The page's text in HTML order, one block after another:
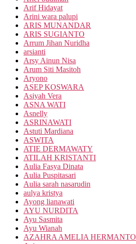
Arif Hidayat
Arini wara palupi
ARIS MUNANDAR
ARIS SUGIANTO
Arrum Jihan Nuridha
arsianti
Arsy Ainun Nisa
Arum Siti Masitoh
Aryono
ASEP KOSWARA
Asiyah Vera
ASNA WATI
Asnelly
ASRINAWATI
Astuti Mardiana
ASWITA
ATIE DERMAWATY
ATILAH KRISTANTI
Aulia Fasya Dinata
Aulia Puspitasari
Aulia sarah nasarudin
aulya kristya
Ayong lianawati
AYU NURDITA
Ayu Sasmita
Ayu Wianah
AZAHRA AMELIA HERMANTO